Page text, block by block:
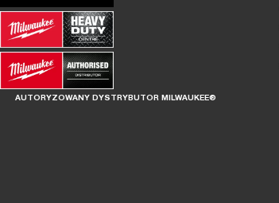
AUTORYZOWANY DYSTRYBUTOR MILWAUKEE®